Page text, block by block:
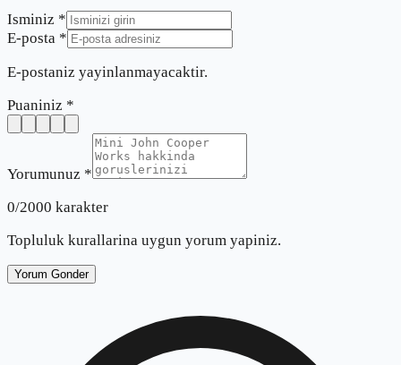
Isminiz *
E-posta *
E-postaniz yayinlanmayacaktir.
Puaniniz *
Yorumunuz *
0/2000 karakter
Topluluk kurallarina uygun yorum yapiniz.
Yorum Gonder